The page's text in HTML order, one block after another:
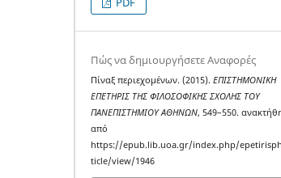
Πώς να δημιουργήσετε Αναφορές
Πίναξ περιεχομένων. (2015).ΕΠΙΣΤΗΜΟΝΙΚΗ
ΕΠΕΤΗΡΙΣ ΤΗΣ ΦΙΛΟΣΟΦΙΚΗΣ ΣΧΟΛΗΣ ΤΟΥ
ΠΑΝΕΠΙΣΤΗΜΙΟΥ ΑΘΗΝΩΝ, 549–550.
από
https://epub.lib.uoa.gr/index.php/
ticle/view/1946